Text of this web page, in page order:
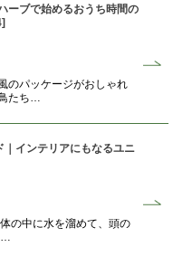
ーブで始めるおうち時間の
]
のパッケージがおしゃれ
たち…
インテリアにもなるユニ
の中に水を溜めて、頭の
…